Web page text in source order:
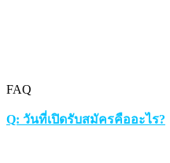
FAQ
Q: วันที่เปิดรับสมัครคืออะไร?